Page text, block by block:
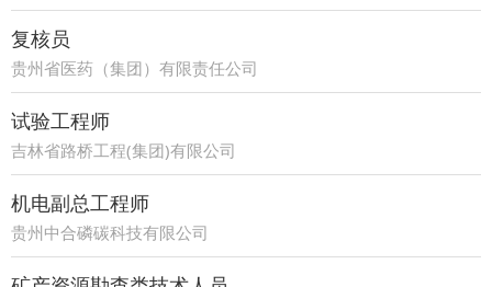
复核员
贵州省医药（集团）有限责任公司
试验工程师
吉林省路桥工程(集团)有限公司
机电副总工程师
贵州中合磷碳科技有限公司